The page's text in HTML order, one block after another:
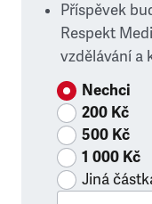
Příspěvek
Respekt
vzdělávání a
Nechci
200 Kč
500 Kč
1 000 Kč
Jiná